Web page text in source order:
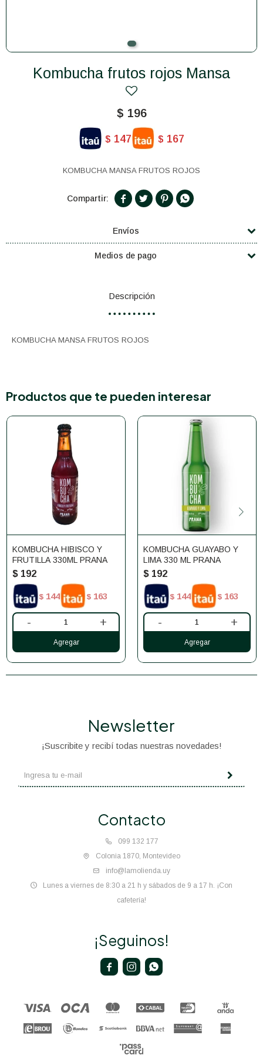
Kombucha frutos rojos Mansa
$ 196
$ 147 $ 167
KOMBUCHA MANSA FRUTOS ROJOS
   
Envíos
Medios de pago
Descripción
KOMBUCHA MANSA FRUTOS ROJOS
Productos que te pueden interesar
KOMBUCHA HIBISCO Y
FRUTILLA 330ML PRANA
$ 192
$ 144 $ 163
- +
KOMBUCHA GUAYABO Y
LIMA 330 ML PRANA
$ 192
$ 144 $ 163
- +
Contacto
099 132 177
Colonia 1870, Montevideo
info@lamolienda.uy
Lunes a viernes de 8:30 a 21 h y sábados de 9 a 17 h. ¡Con
cafetería!
Newsletter
¡Suscribite y recibí todas nuestras novedades!
¡Seguinos!
  